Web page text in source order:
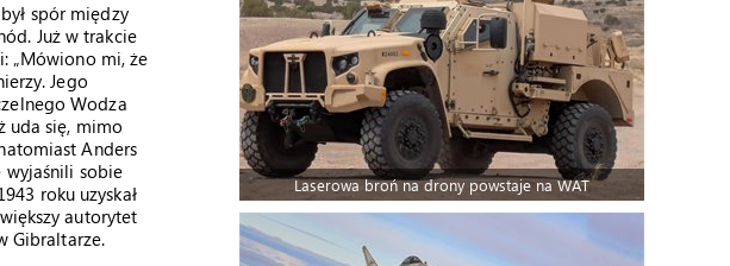
spór między
Już w trakcie
„Mówiono mi, że
Jego
Wodza
uda się, mimo
Anders
wyjaśnili sobie
roku uzyskał
autorytet
Gibraltarze.
Laserowa broń na drony powstaje na WAT